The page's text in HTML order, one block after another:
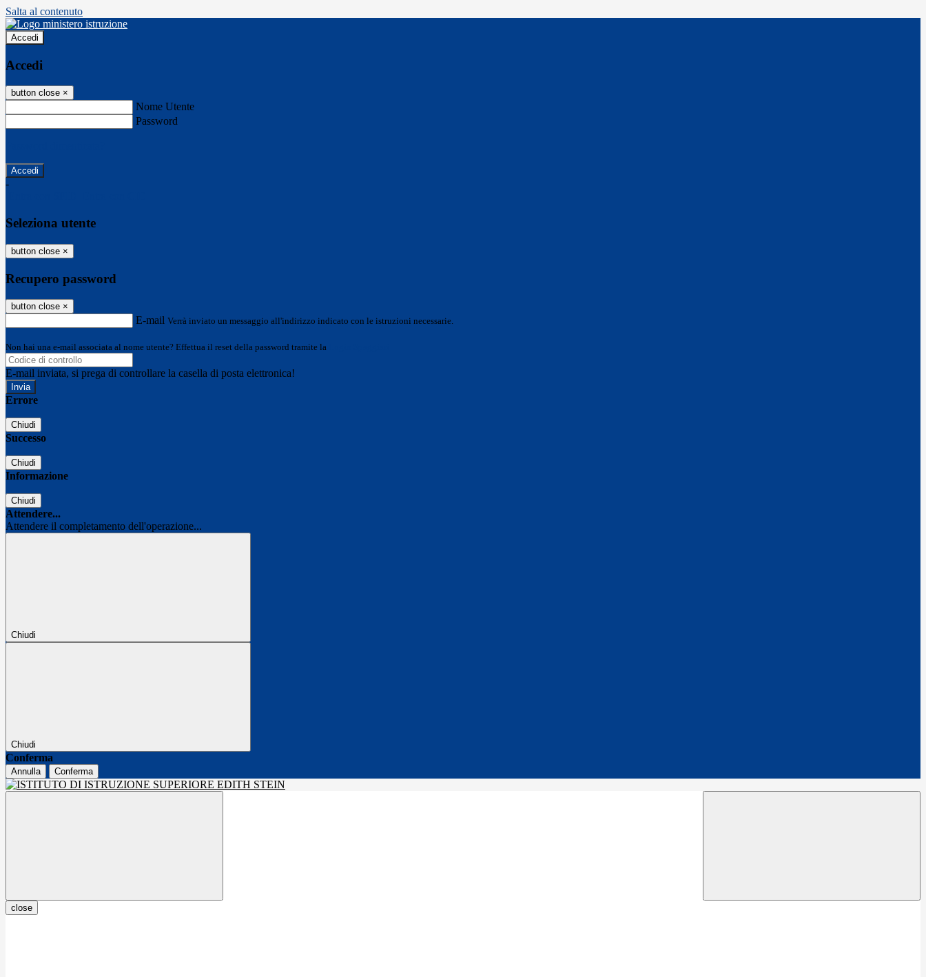
Salta al contenuto
Accedi
Accedi
button close ×
Nome Utente
Password
-
Seleziona utente
button close ×
Recupero password
button close ×
E-mail Verrà inviato un messaggio all'indirizzo indicato con le istruzioni necessarie.
Non hai una e-mail associata al nome utente? Effettua il reset della password tramite la
E-mail inviata, si prega di controllare la casella di posta elettronica!
Errore
Chiudi
Successo
Chiudi
Informazione
Chiudi
Attendere...
Attendere il completamento dell'operazione...
Chiudi
Chiudi
Conferma
Annulla Conferma
close